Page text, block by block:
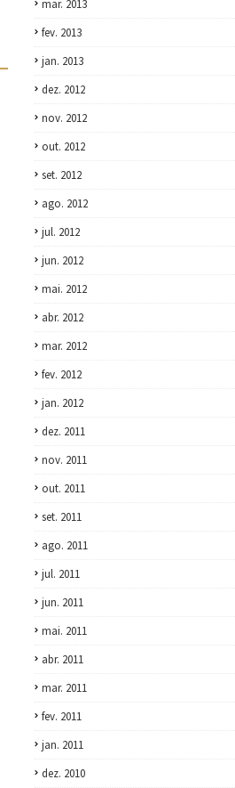
mar. 2013
fev. 2013
jan. 2013
dez. 2012
nov. 2012
out. 2012
set. 2012
ago. 2012
jul. 2012
jun. 2012
mai. 2012
abr. 2012
mar. 2012
fev. 2012
jan. 2012
dez. 2011
nov. 2011
out. 2011
set. 2011
ago. 2011
jul. 2011
jun. 2011
mai. 2011
abr. 2011
mar. 2011
fev. 2011
jan. 2011
dez. 2010